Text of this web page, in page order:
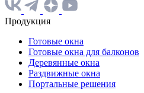
Продукция
Готовые окна
Готовые окна для балконов
Деревянные окна
Раздвижные окна
Портальные решения